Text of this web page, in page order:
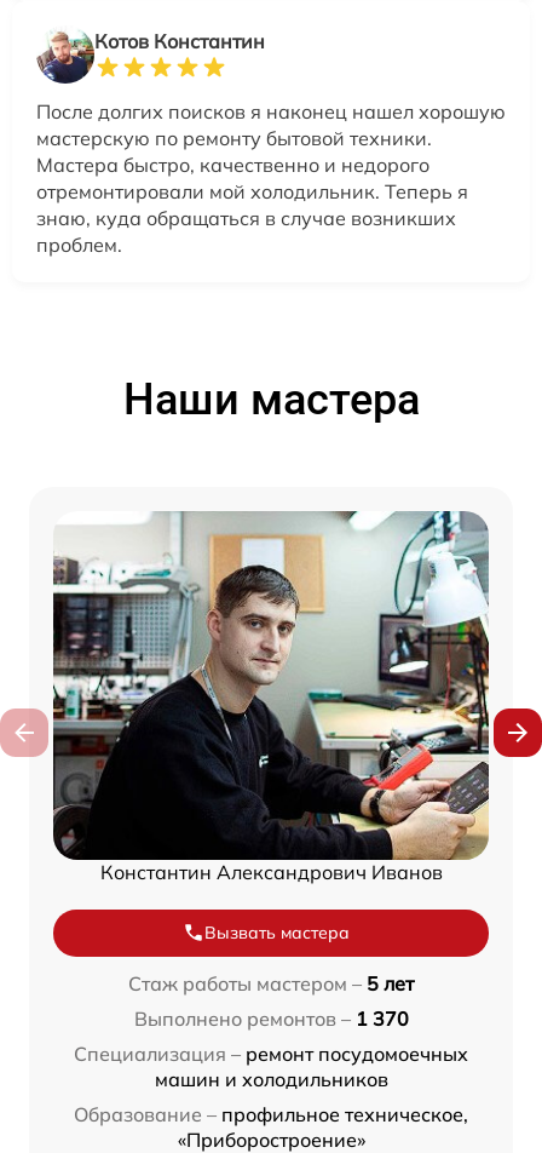
Котов Константин
После долгих поисков я наконец нашел хорошую
мастерскую по ремонту бытовой техники.
Мастера быстро, качественно и недорого
отремонтировали мой холодильник. Теперь я
знаю, куда обращаться в случае возникших
проблем.
Наши мастера
Константин Александрович Иванов
Вызвать мастера
Стаж работы мастером – 5 лет
Выполнено ремонтов – 1 370
Специализация – ремонт посудомоечных
машин и холодильников
Образование – профильное техническое,
«Приборостроение»